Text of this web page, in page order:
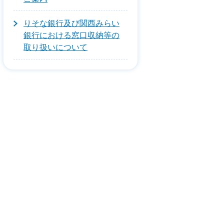
りそな銀行及び関西みらい
銀行における窓口収納等の
取り扱いについて